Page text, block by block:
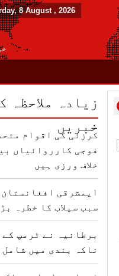
8 August , 2026
زیادہ ملاحظہ
خبریں
کرزئی کی اقوام
فوجی کارروائیاں
خلاف ورزی ہیں
ایمشرقی
سبب سیلاب کا خطرہ
برطانیہ نے ٹرمپ
ناکہ بندی میں